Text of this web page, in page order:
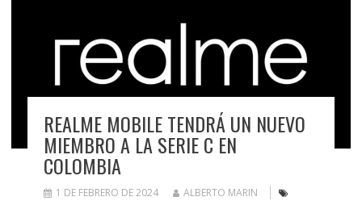
REALME MOBILE TENDRÁ UN NUEVO
MIEMBRO A LA SERIE C EN
COLOMBIA
1 DE FEBRERO DE 2024
ALBERTO MARIN